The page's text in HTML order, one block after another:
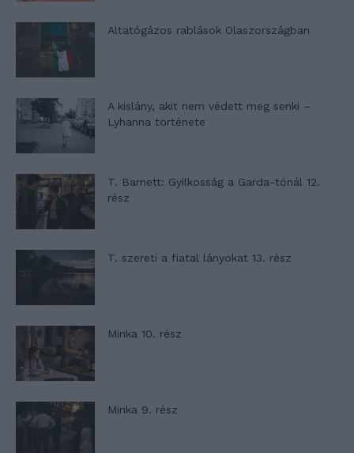
Altatógázos rablások Olaszországban
A kislány, akit nem védett meg senki –
Lyhanna története
T. Barnett: Gyilkosság a Garda-tónál 12.
rész
T. szereti a fiatal lányokat 13. rész
Minka 10. rész
Minka 9. rész